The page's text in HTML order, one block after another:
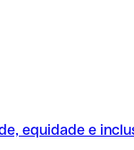
equidade e